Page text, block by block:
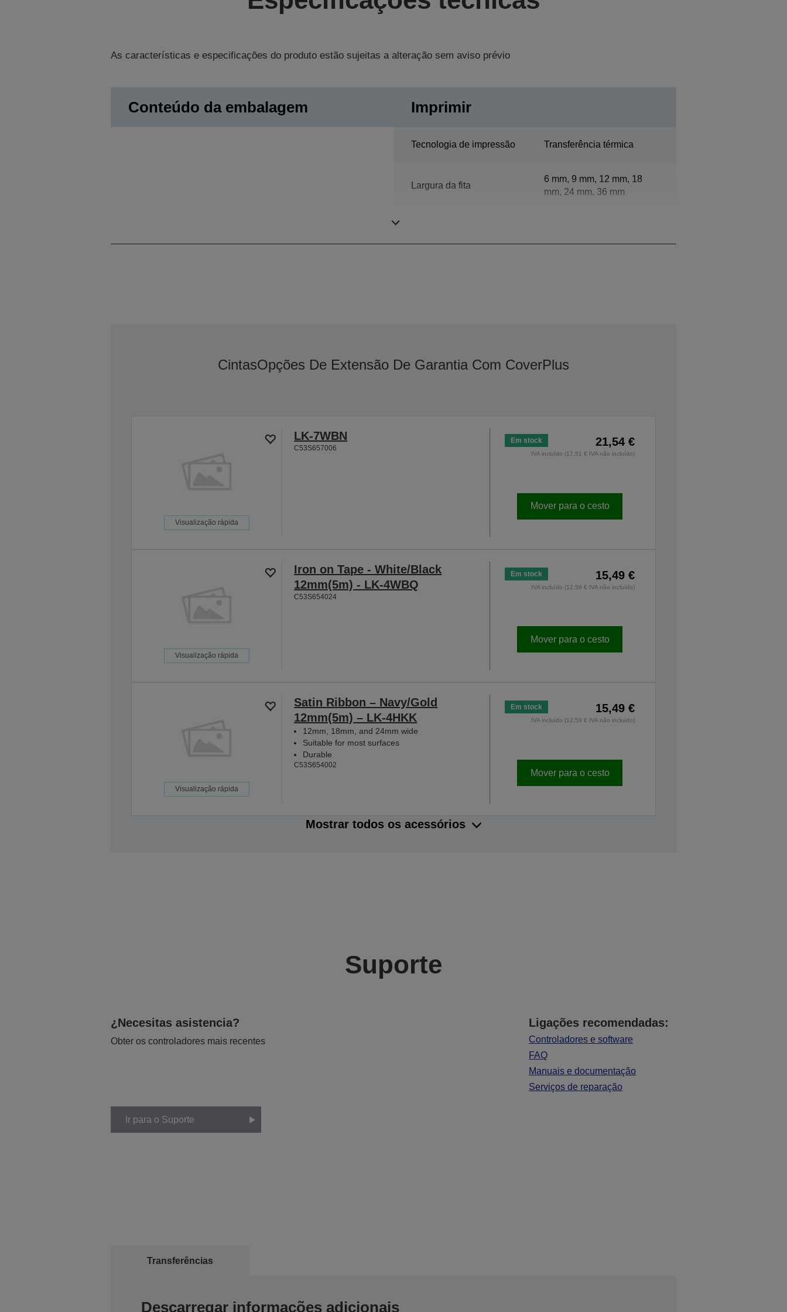
As características e especificações do produto estão sujeitas a alteração sem aviso prévio
Conteúdo da embalagem Imprimir
Tecnologia de impressão Transferência térmica
Largura da fita
6 mm, 9 mm, 12 mm, 18
mm, 24 mm, 36 mm
CintasOpções De Extensão De Garantia Com CoverPlus
Visualização rápida
LK-7WBN
C53S657006
Em stock 21,54 €
IVA incluído (17,51 € IVA não incluído)
Mover para o cesto
Visualização rápida
Iron on Tape - White/Black
12mm(5m) - LK-4WBQ
C53S654024
Em stock 15,49 €
IVA incluído (12,59 € IVA não incluído)
Mover para o cesto
Visualização rápida
Satin Ribbon – Navy/Gold
12mm(5m) – LK-4HKK
12mm, 18mm, and 24mm wide
Suitable for most surfaces
Durable
C53S654002
Em stock 15,49 €
IVA incluído (12,59 € IVA não incluído)
Mover para o cesto
Mostrar todos os acessórios
Suporte
¿Necesitas asistencia?
Obter os controladores mais recentes
Ligações recomendadas:
Controladores e software
FAQ
Manuais e documentação
Serviços de reparação
Ir para o Suporte
Transferências
Descarregar informações adicionais